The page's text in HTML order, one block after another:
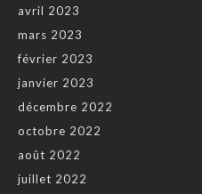
avril 2023
mars 2023
février 2023
janvier 2023
décembre 2022
octobre 2022
août 2022
juillet 2022